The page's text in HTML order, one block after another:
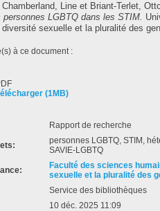
Chamberland, Line et Briant-Terlet,
personnes LGBTQ dans les STIM.
sexuelle et la pluralité des
à ce document :
(1MB)
Rapport de recherche
personnes LGBTQ, STIM,
SAVIE-LGBTQ
Faculté des sciences
sexuelle et la pluralité des
Service des bibliothèques
10 déc. 2025 11:09